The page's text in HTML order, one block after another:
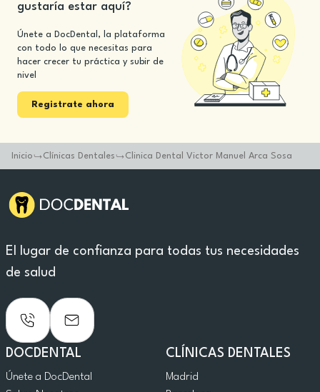
gustaría estar aquí?
Únete a DocDental, la plataforma
con todo lo que necesitas para
hacer crecer tu práctica y subir de
nivel
Registrate ahora
Inicio Clínicas Dentales Clinica Dental Victor Manuel Arca Sosa
El lugar de confianza para todas tus necesidades
de salud
DOCDENTAL
Únete a DocDental
CLÍNICAS DENTALES
Madrid